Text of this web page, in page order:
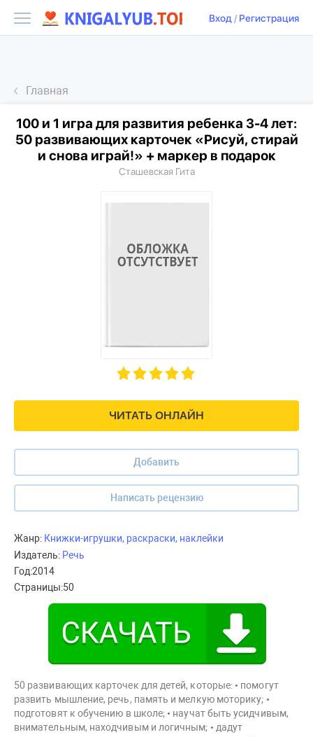
Вход/ Регистрация
Главная
ЧИТАТЬ ОНЛАЙН
Добавить
Написать рецензию
100 и 1 игра для развития ребенка 3-4 лет:
50 развивающих карточек «Рисуй, стирай
и снова играй!» + маркер в подарок
Сташевская Гита
Жанр: Книжки-игрушки, раскраски, наклейки
Издатель: Речь
Год:2014
Страницы:50
50 развивающих карточек для детей, которые: • помогут
развить мышление, речь, память и мелкую моторику; •
подготовят к обучению в школе; • научат быть усидчивым,
внимательным, находчивым и логичным; • дадут